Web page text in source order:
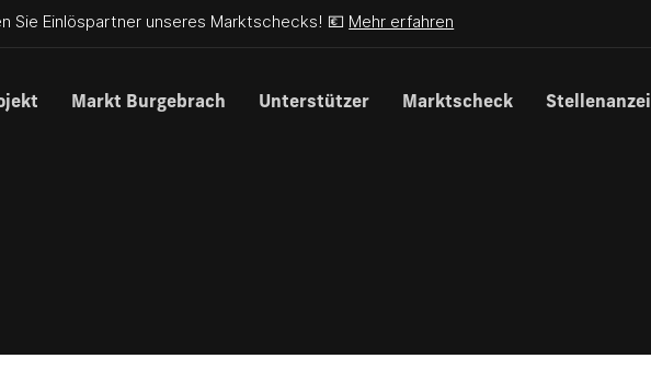
Sie Einlöspartner unseres Marktschecks! 💶 Mehr erfahren
Markt Burgebrach Unterstützer Marktscheck